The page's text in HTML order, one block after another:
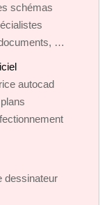
schémas
…
autocad
dessinateur